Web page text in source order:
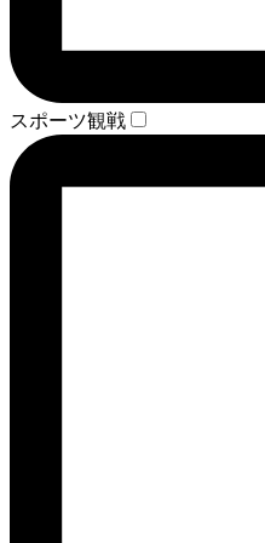
スポーツ観戦